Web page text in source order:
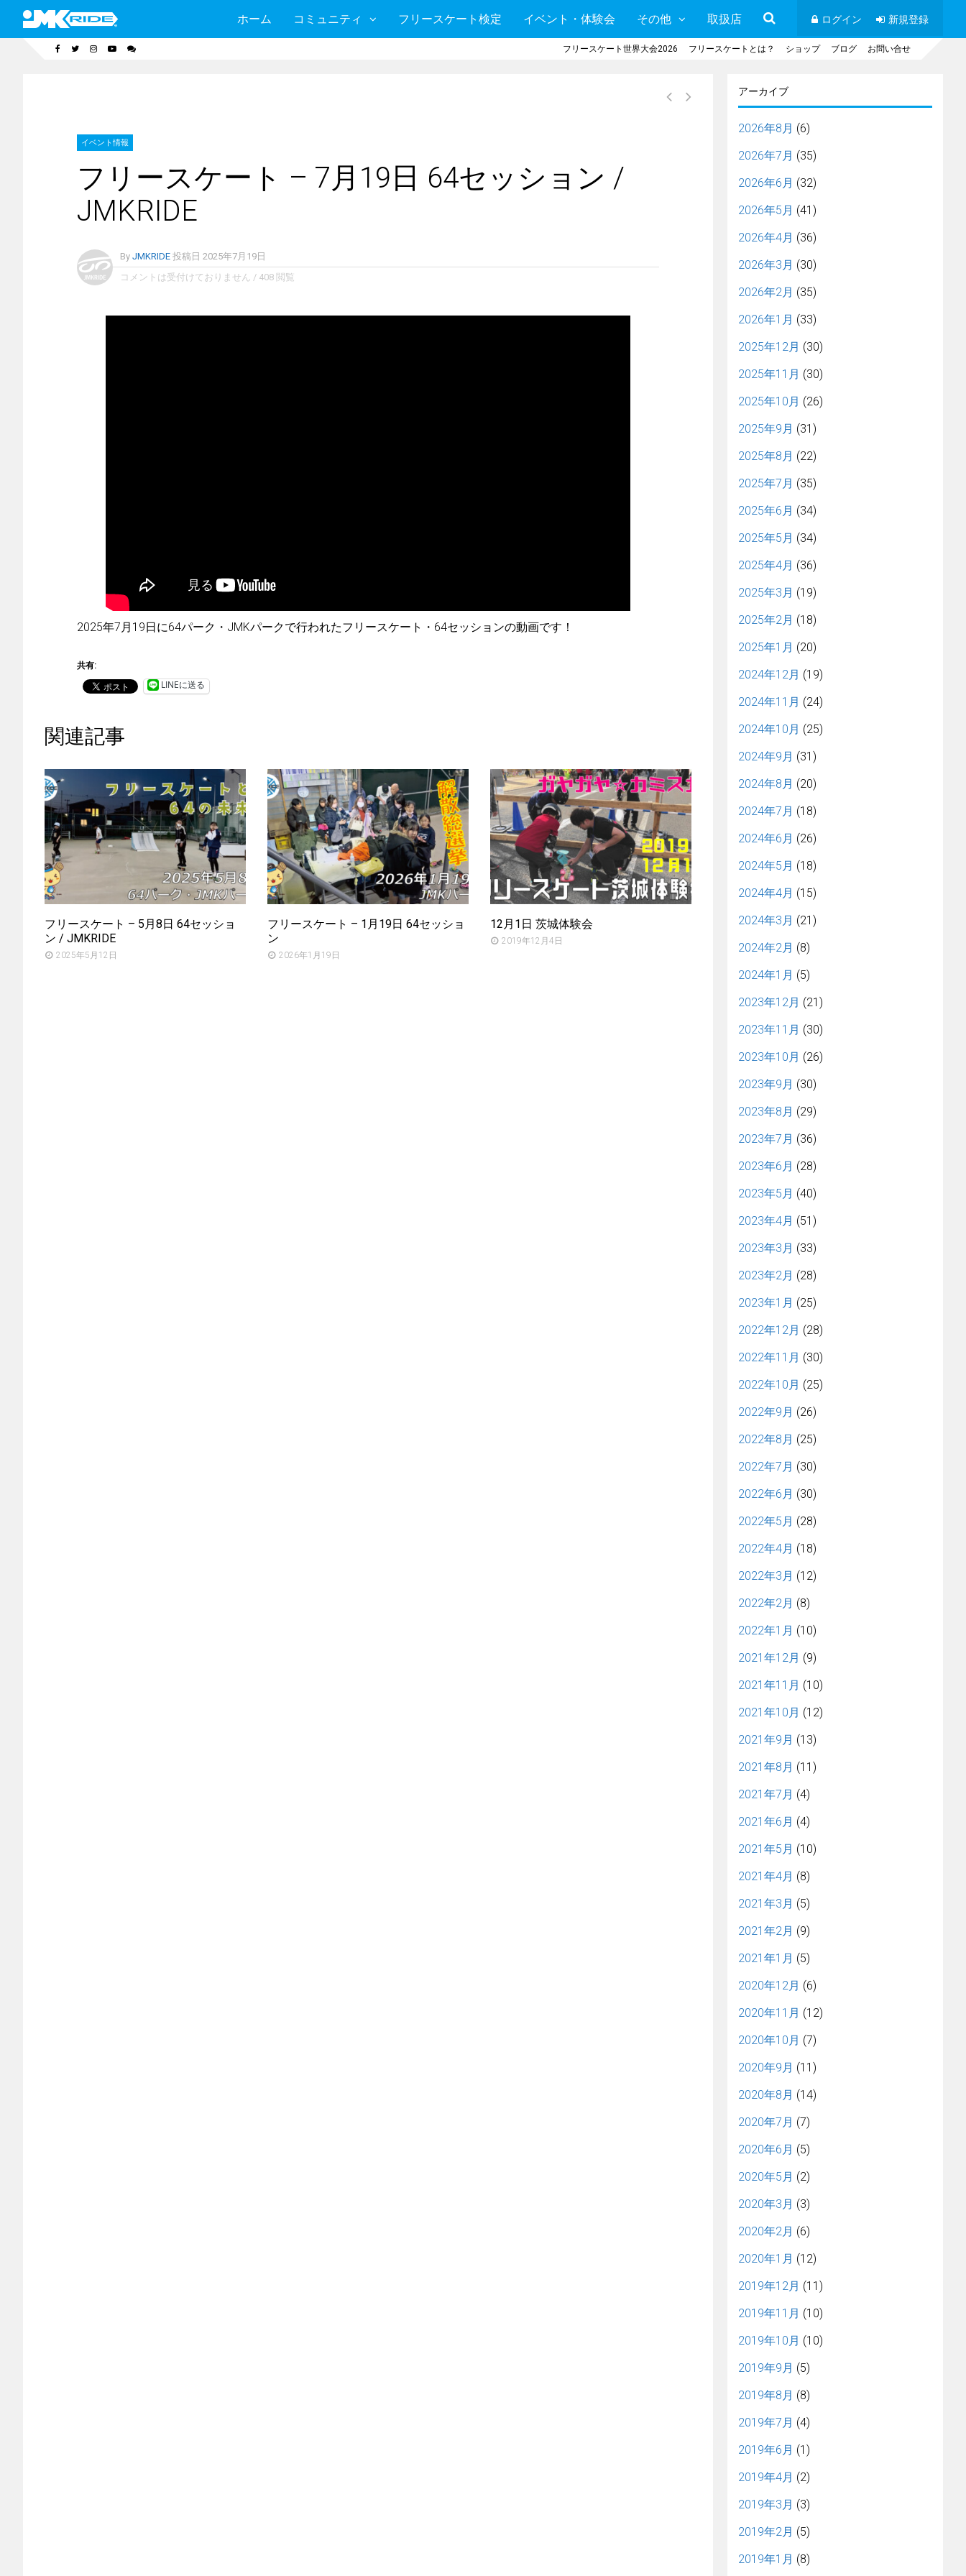
ホーム コミュニティ フリースケート検定 イベント・体験会 その他 取扱店 ログイン 新規登録
フリースケート世界大会2026 フリースケートとは？ ショップ ブログ お問い合せ
イベント情報
フリースケート – 7月19日 64セッション /
JMKRIDE
By JMKRIDE 投稿日 2025年7月19日
コメントは受付けておりません / 408 閲覧
2025年7月19日に64パーク・JMKパークで行われたフリースケート・64セッションの動画です！
共有:
LINEに送る
関連記事
フリースケート – 5月8日 64セッショ
ン / JMKRIDE
2025年5月12日
フリースケート – 1月19日 64セッショ
ン
2026年1月19日
12月1日 茨城体験会
2019年12月4日
アーカイブ
2026年8月 (6)
2026年7月 (35)
2026年6月 (32)
2026年5月 (41)
2026年4月 (36)
2026年3月 (30)
2026年2月 (35)
2026年1月 (33)
2025年12月 (30)
2025年11月 (30)
2025年10月 (26)
2025年9月 (31)
2025年8月 (22)
2025年7月 (35)
2025年6月 (34)
2025年5月 (34)
2025年4月 (36)
2025年3月 (19)
2025年2月 (18)
2025年1月 (20)
2024年12月 (19)
2024年11月 (24)
2024年10月 (25)
2024年9月 (31)
2024年8月 (20)
2024年7月 (18)
2024年6月 (26)
2024年5月 (18)
2024年4月 (15)
2024年3月 (21)
2024年2月 (8)
2024年1月 (5)
2023年12月 (21)
2023年11月 (30)
2023年10月 (26)
2023年9月 (30)
2023年8月 (29)
2023年7月 (36)
2023年6月 (28)
2023年5月 (40)
2023年4月 (51)
2023年3月 (33)
2023年2月 (28)
2023年1月 (25)
2022年12月 (28)
2022年11月 (30)
2022年10月 (25)
2022年9月 (26)
2022年8月 (25)
2022年7月 (30)
2022年6月 (30)
2022年5月 (28)
2022年4月 (18)
2022年3月 (12)
2022年2月 (8)
2022年1月 (10)
2021年12月 (9)
2021年11月 (10)
2021年10月 (12)
2021年9月 (13)
2021年8月 (11)
2021年7月 (4)
2021年6月 (4)
2021年5月 (10)
2021年4月 (8)
2021年3月 (5)
2021年2月 (9)
2021年1月 (5)
2020年12月 (6)
2020年11月 (12)
2020年10月 (7)
2020年9月 (11)
2020年8月 (14)
2020年7月 (7)
2020年6月 (5)
2020年5月 (2)
2020年3月 (3)
2020年2月 (6)
2020年1月 (12)
2019年12月 (11)
2019年11月 (10)
2019年10月 (10)
2019年9月 (5)
2019年8月 (8)
2019年7月 (4)
2019年6月 (1)
2019年4月 (2)
2019年3月 (3)
2019年2月 (5)
2019年1月 (8)